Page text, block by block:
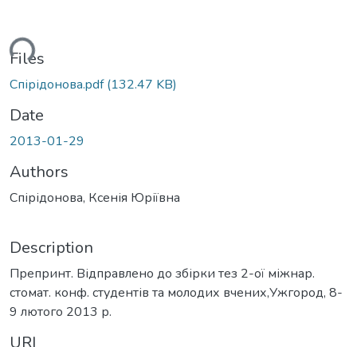
Files
Спірідонова.pdf(132.47 KB)
Date
2013-01-29
Authors
Спірідонова, Ксенія Юріївна
Description
Препринт. Відправлено до збірки тез 2-ої міжнар.
стомат. конф. студентів та молодих вчених,Ужгород, 8-
9 лютого 2013 р.
URI